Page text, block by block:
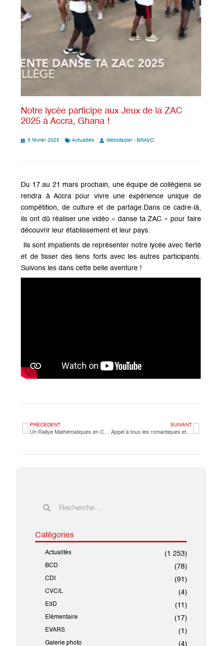
Notre lycée participe aux Jeux de la ZAC
2025 à Accra, Ghana !
5 février 2025 Actualités WebMaster - BRAVO
Du 17 au 21 mars prochain, une équipe de collégiens se
rendra à Accra pour vivre une expérience unique de
compétition, de culture et de partage.Dans ce cadre-là,
ils ont dû réaliser une vidéo « danse ta ZAC » pour faire
découvrir leur établissement et leur pays.
Ils sont impatients de représenter notre lycée avec fierté
et de tisser des liens forts avec les autres participants.
Suivons les dans cette belle aventure !
PRÉCÉDENT
Un Rallye Mathématiques en CE1 : Coopération et Réflexion au Rendez-vous !
SUIVANT
Appel à tous les romantiques et les amateurs de drame !
Catégories
Actualités (1 253)
BCD (78)
CDI (91)
CVC/L (4)
E3D (11)
Elémentaire (17)
EVARS (1)
Galerie photo (4)